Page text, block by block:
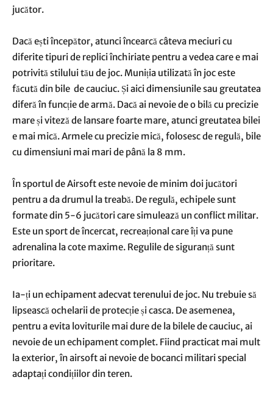
jucător.
Dacă ești începător, atunci încearcă câteva meciuri cu
diferite tipuri de replici închiriate pentru a vedea care e mai
potrivită stilului tău de joc. Muniția utilizată în joc este
făcută din bile de cauciuc. Și aici dimensiunile sau greutatea
diferă în funcție de armă. Dacă ai nevoie de o bilă cu precizie
mare și viteză de lansare foarte mare, atunci greutatea bilei
e mai mică. Armele cu precizie mică, folosesc de regulă, bile
cu dimensiuni mai mari de până la 8 mm.
În sportul de Airsoft este nevoie de minim doi jucători
pentru a da drumul la treabă. De regulă, echipele sunt
formate din 5-6 jucători care simulează un conflict militar.
Este un sport de încercat, recreațional care îți va pune
adrenalina la cote maxime. Regulile de siguranță sunt
prioritare.
Ia-ți un echipament adecvat terenului de joc. Nu trebuie să
lipsească ochelarii de protecție și casca. De asemenea,
pentru a evita loviturile mai dure de la bilele de cauciuc, ai
nevoie de un echipament complet. Fiind practicat mai mult
la exterior, în airsoft ai nevoie de bocanci militari special
adaptați condițiilor din teren.